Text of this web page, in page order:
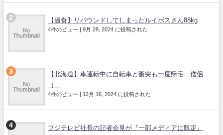
【過食】リバウンドしてしまったルイボスさん88kg
4件のビュー 9月 28, 2024 に投稿された
【北海道】車運転中に自転車と衝突も一度帰宅 僧侶
（...
4件のビュー 12月 16, 2024 に投稿された
フジテレビ社長の記者会見が『一部メディアに限定』